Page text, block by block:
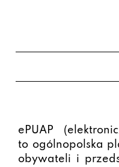
ePUAP
to ogólnopolska
obywateli i